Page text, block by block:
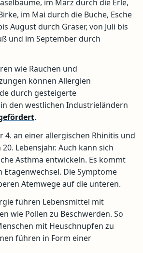
im März durch die Erle,
im Mai durch die Buche, Esche
August durch Gräser, von Juli bis
und im September durch
wie Rauchen und
können Allergien
durch gesteigerte
den westlichen Industrieländern
.
4. an einer allergischen Rhinitis und
Lebensjahr. Auch kann sich
Asthma entwickeln. Es kommt
Etagenwechsel. Die Symptome
Atemwege auf die unteren.
führen Lebensmittel mit
wie Pollen zu Beschwerden. So
mit Heuschnupfen zu
führen in Form einer